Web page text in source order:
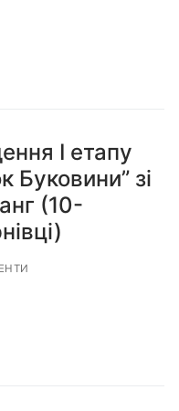
І етапу
Буковини” зі
(10-